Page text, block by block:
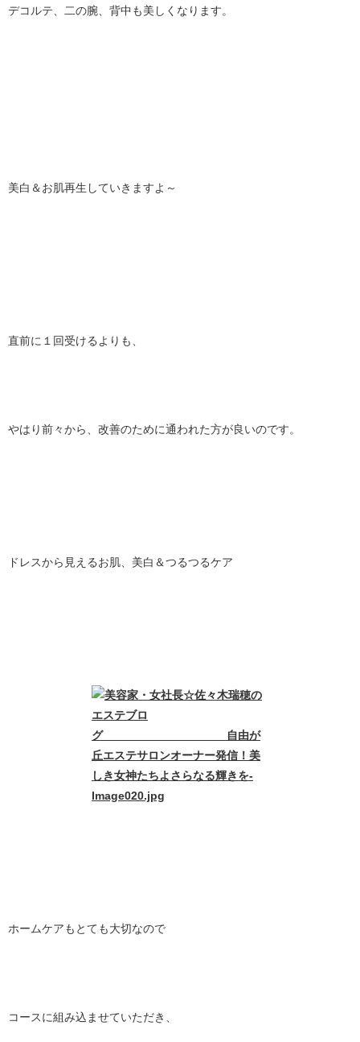
デコルテ、二の腕、背中も美しくなります。
美白＆お肌再生していきますよ～
直前に１回受けるよりも、
やはり前々から、改善のために通われた方が良いのです。
ドレスから見えるお肌、美白＆つるつるケア
ホームケアもとても大切なので
コースに組み込ませていただき、